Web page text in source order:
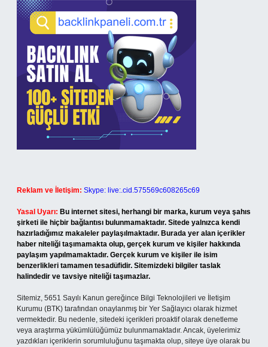
Reklam ve İletişim: Skype: live:.cid.575569c608265c69
Yasal Uyarı: Bu internet sitesi, herhangi bir marka, kurum veya şahıs
şirketi ile hiçbir bağlantısı bulunmamaktadır. Sitede yalnızca kendi
hazırladığımız makaleler paylaşılmaktadır. Burada yer alan içerikler
haber niteliği taşımamakta olup, gerçek kurum ve kişiler hakkında
paylaşım yapılmamaktadır. Gerçek kurum ve kişiler ile isim
benzerlikleri tamamen tesadüfidir. Sitemizdeki bilgiler taslak
halindedir ve tavsiye niteliği taşımazlar.
Sitemiz, 5651 Sayılı Kanun gereğince Bilgi Teknolojileri ve İletişim
Kurumu (BTK) tarafından onaylanmış bir Yer Sağlayıcı olarak hizmet
vermektedir. Bu nedenle, sitedeki içerikleri proaktif olarak denetleme
veya araştırma yükümlülüğümüz bulunmamaktadır. Ancak, üyelerimiz
yazdıkları içeriklerin sorumluluğunu taşımakta olup, siteye üye olarak bu